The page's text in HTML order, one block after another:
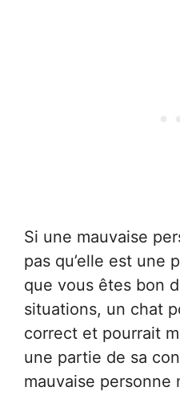
Si une mauvaise
pas qu’elle est une
que vous êtes bon
situations, un chat
correct et pourrait
une partie de sa
mauvaise personne